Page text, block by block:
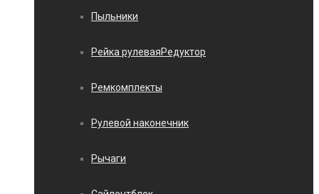
Пыльники
Рейка рулеваяРедуктор
Ремкомплекты
Рулевой наконечник
Рычаги